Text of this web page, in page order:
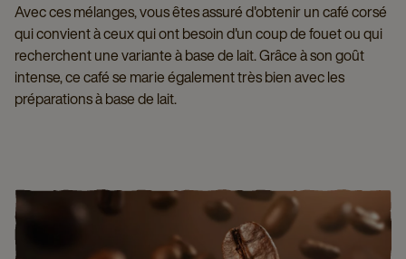
Avec ces mélanges, vous êtes assuré d'obtenir un café corsé
qui convient à ceux qui ont besoin d'un coup de fouet ou qui
recherchent une variante à base de lait. Grâce à son goût
intense, ce café se marie également très bien avec les
préparations à base de lait.